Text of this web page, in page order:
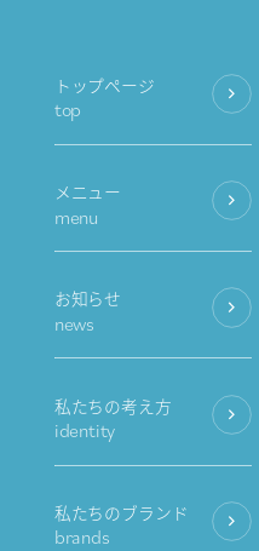
トップページ
top
メニュー
menu
お知らせ
news
私たちの考え方
identity
私たちのブランド
brands